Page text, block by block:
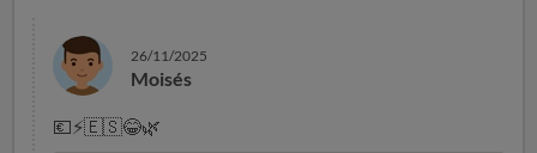
26/11/2025
Moisés
💶⚡🇪🇸😂🌿